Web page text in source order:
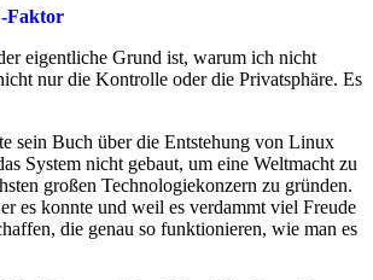
Faktor
eigentliche Grund ist, warum ich nicht
nur die Kontrolle oder die Privatsphäre. Es
sein Buch über die Entstehung von Linux
System nicht gebaut, um eine Weltmacht zu
großen Technologiekonzern zu gründen.
es konnte und weil es verdammt viel Freude
die genau so funktionieren, wie man es